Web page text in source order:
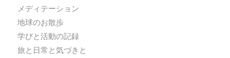
メディテーション
地球のお散歩
学びと活動の記録
旅と日常と気づきと